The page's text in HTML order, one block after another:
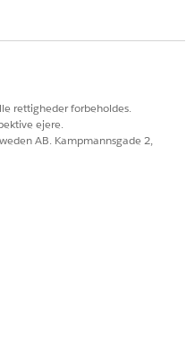
Nej
rettigheder forbeholdes.
ejere.
AB. Kampmannsgade 2,